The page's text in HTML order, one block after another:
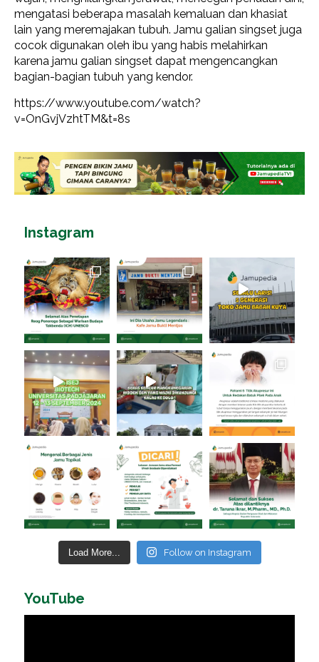
mengatasi beberapa masalah kemaluan dan khasiat
lain yang meremajakan tubuh. Jamu galian singset juga
cocok digunakan oleh ibu yang habis melahirkan
karena jamu galian singset dapat mengencangkan
bagian-bagian tubuh yang kendor.
https://www.youtube.com/watch?
v=OnGvjVzhtTM&t=8s
Instagram
Load More... Follow on Instagram
YouTube